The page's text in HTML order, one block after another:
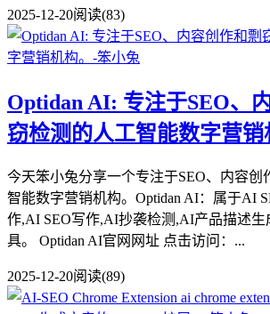
2025-12-20阅读(83)
Optidan AI: 专注于SEO、
窃检测的人工智能数字营销
今天笨小兔分享一个专注于SEO、内容创
智能数字营销机构。Optidan AI：属于AI
作,AI SEO写作,AI抄袭检测,AI产品描述
具。 Optidan AI官网网址 点击访问：...
2025-12-20阅读(89)